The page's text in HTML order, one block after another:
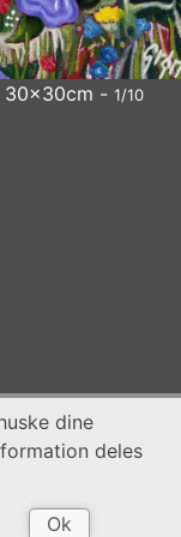
30x30cm - 1/10
Ok
dine
deles